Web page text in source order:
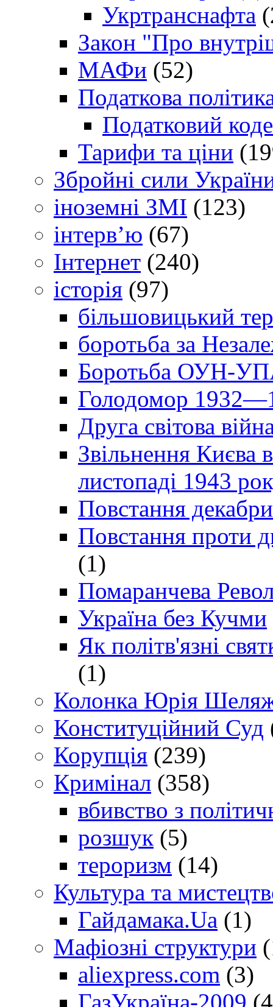
Укртранснафта
Закон "Про
МАФи (52)
Податкова
Податковий
Тарифи та ціни
Збройні сили
іноземні ЗМІ (123)
інтерв’ю (67)
Інтернет (240)
історія (97)
більшовицький
боротьба за
Боротьба ОУН-УПА
Голодомор
Друга світова
Звільнення Києва
листопаді 1943
Повстання
Повстання проти
(1)
Помаранчева
Україна без Кучми
Як політв'язні
(1)
Колонка Юрія
Конституційний Суд
Корупція (239)
Кримінал (358)
вбивство з
розшук (5)
тероризм (14)
Культура та
Гайдамака.Ua (1)
Мафіозні структури
aliexpress.com (3)
ГазУкраїна-2009